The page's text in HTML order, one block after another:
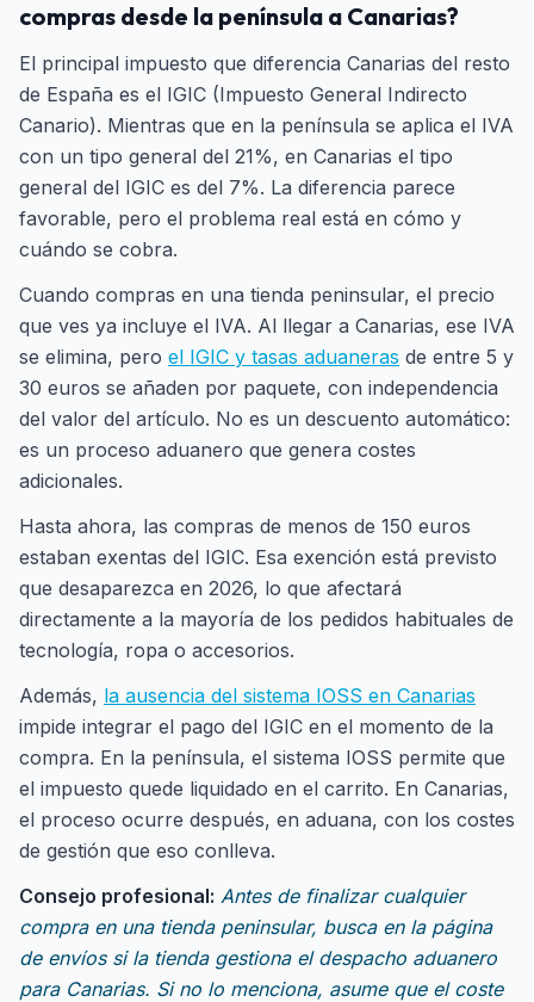
compras desde la península a Canarias?
El principal impuesto que diferencia Canarias del resto
de España es el IGIC (Impuesto General Indirecto
Canario). Mientras que en la península se aplica el IVA
con un tipo general del 21%, en Canarias el tipo
general del IGIC es del 7%. La diferencia parece
favorable, pero el problema real está en cómo y
cuándo se cobra.
Cuando compras en una tienda peninsular, el precio
que ves ya incluye el IVA. Al llegar a Canarias, ese IVA
se elimina, pero el IGIC y tasas aduaneras de entre 5 y
30 euros se añaden por paquete, con independencia
del valor del artículo. No es un descuento automático:
es un proceso aduanero que genera costes
adicionales.
Hasta ahora, las compras de menos de 150 euros
estaban exentas del IGIC. Esa exención está previsto
que desaparezca en 2026, lo que afectará
directamente a la mayoría de los pedidos habituales de
tecnología, ropa o accesorios.
Además, la ausencia del sistema IOSS en Canarias
impide integrar el pago del IGIC en el momento de la
compra. En la península, el sistema IOSS permite que
el impuesto quede liquidado en el carrito. En Canarias,
el proceso ocurre después, en aduana, con los costes
de gestión que eso conlleva.
Consejo profesional: Antes de finalizar cualquier
compra en una tienda peninsular, busca en la página
de envíos si la tienda gestiona el despacho aduanero
para Canarias. Si no lo menciona, asume que el coste